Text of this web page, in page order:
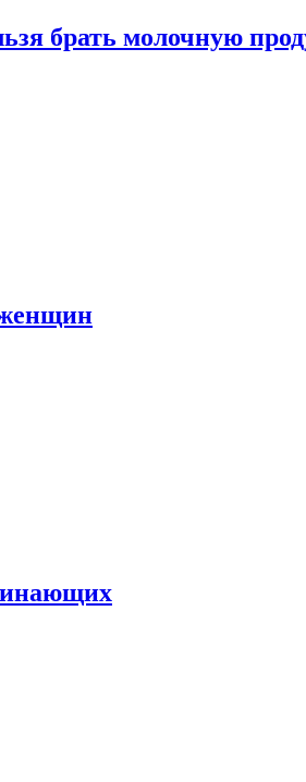
брать молочную